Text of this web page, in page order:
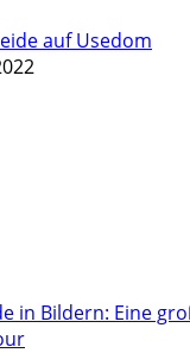
auf Usedom
in Bildern: Eine